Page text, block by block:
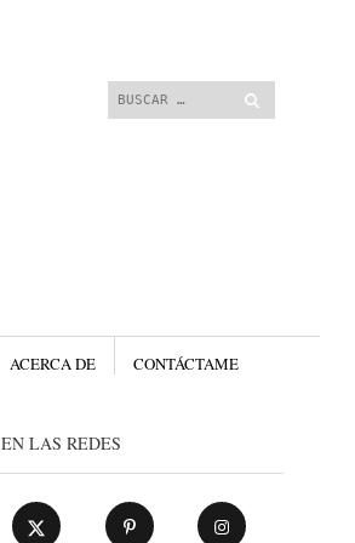
Buscar
ACERCA DE CONTÁCTAME
LAS REDES